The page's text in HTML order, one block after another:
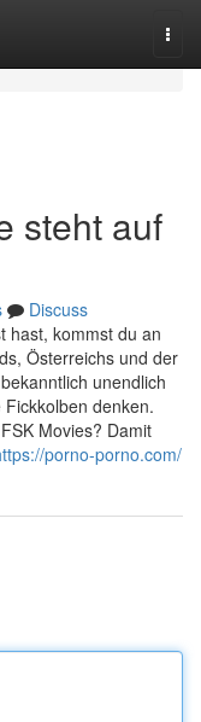
steht auf
Discuss
hast, kommst du an
Österreichs und der
unendlich
denken.
Movies? Damit
porno-porno.com/